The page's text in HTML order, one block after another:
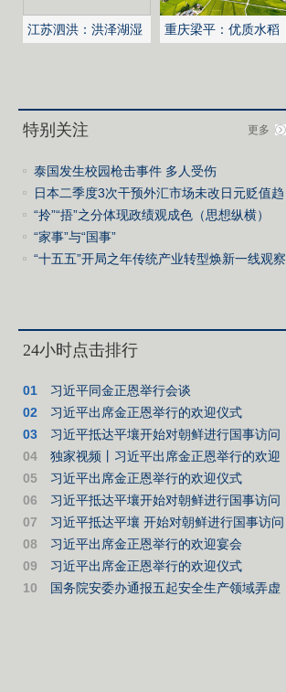
江苏泗洪：洪泽湖湿
重庆梁平：优质水稻
特别关注 更多
泰国发生校园枪击事件 多人受伤
日本二季度3次干预外汇市场未改日元贬值趋
势
“拎”“捂”之分体现政绩观成色（思想纵横）
“家事”与“国事”
“十五五”开局之年传统产业转型焕新一线观察
24小时点击排行
01
习近平同金正恩举行会谈
02
习近平出席金正恩举行的欢迎仪式
03
习近平抵达平壤开始对朝鲜进行国事访问
04
独家视频丨习近平出席金正恩举行的欢迎
仪式
05
习近平出席金正恩举行的欢迎仪式
06
习近平抵达平壤开始对朝鲜进行国事访问
07
习近平抵达平壤 开始对朝鲜进行国事访问
08
习近平出席金正恩举行的欢迎宴会
09
习近平出席金正恩举行的欢迎仪式
10
国务院安委办通报五起安全生产领域弄虚